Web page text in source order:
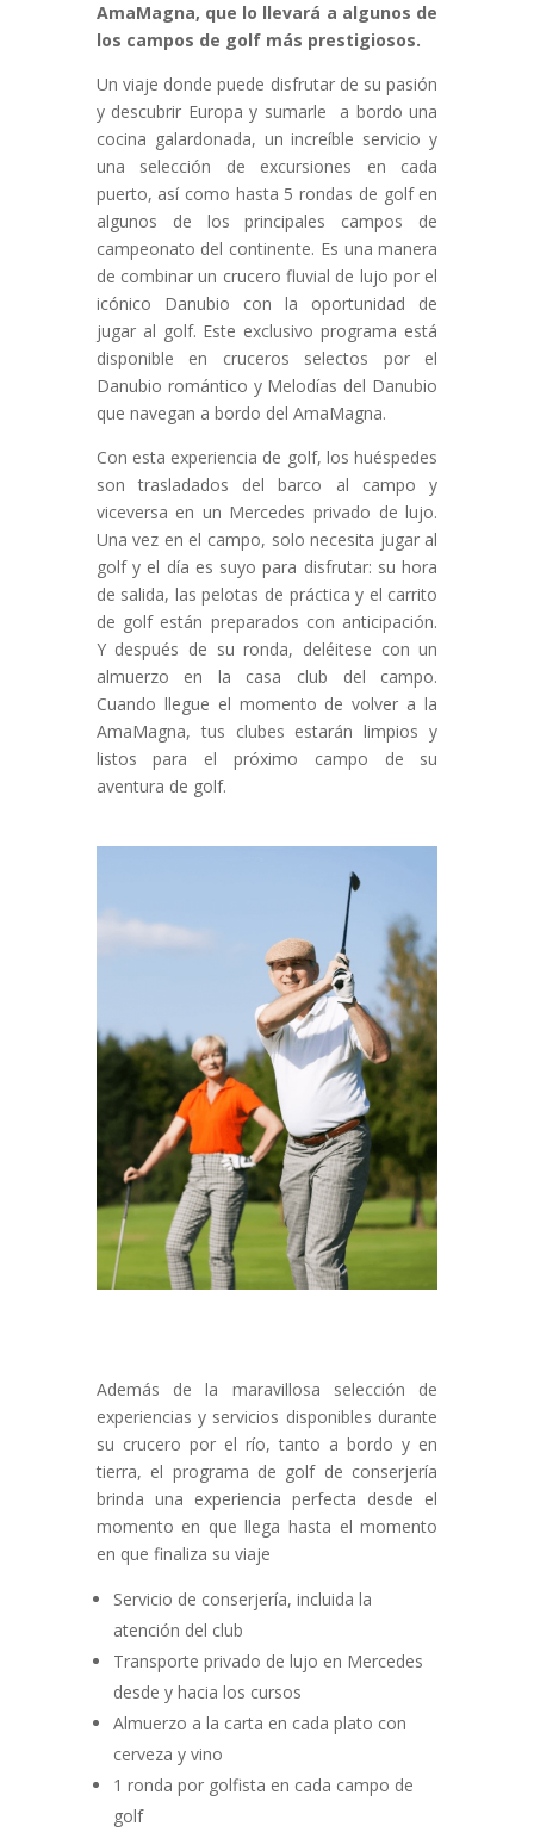
AmaMagna, que lo llevará a algunos de
los campos de golf más prestigiosos.
Un viaje donde puede disfrutar de su pasión
y descubrir Europa y sumarle a bordo una
cocina galardonada, un increíble servicio y
una selección de excursiones en cada
puerto, así como hasta 5 rondas de golf en
algunos de los principales campos de
campeonato del continente. Es una manera
de combinar un crucero fluvial de lujo por el
icónico Danubio con la oportunidad de
jugar al golf. Este exclusivo programa está
disponible en cruceros selectos por el
Danubio romántico y Melodías del Danubio
que navegan a bordo del AmaMagna.
Con esta experiencia de golf, los huéspedes
son trasladados del barco al campo y
viceversa en un Mercedes privado de lujo.
Una vez en el campo, solo necesita jugar al
golf y el día es suyo para disfrutar: su hora
de salida, las pelotas de práctica y el carrito
de golf están preparados con anticipación.
Y después de su ronda, deléitese con un
almuerzo en la casa club del campo.
Cuando llegue el momento de volver a la
AmaMagna, tus clubes estarán limpios y
listos para el próximo campo de su
aventura de golf.
Además de la maravillosa selección de
experiencias y servicios disponibles durante
su crucero por el río, tanto a bordo y en
tierra, el programa de golf de conserjería
brinda una experiencia perfecta desde el
momento en que llega hasta el momento
en que finaliza su viaje
Servicio de conserjería, incluida la
atención del club
Transporte privado de lujo en Mercedes
desde y hacia los cursos
Almuerzo a la carta en cada plato con
cerveza y vino
1 ronda por golfista en cada campo de
golf